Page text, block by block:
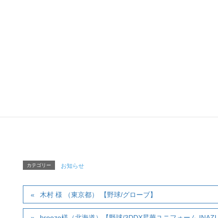
カテゴリー お知らせ
木村 様 （東京都） 【野球/グローブ】